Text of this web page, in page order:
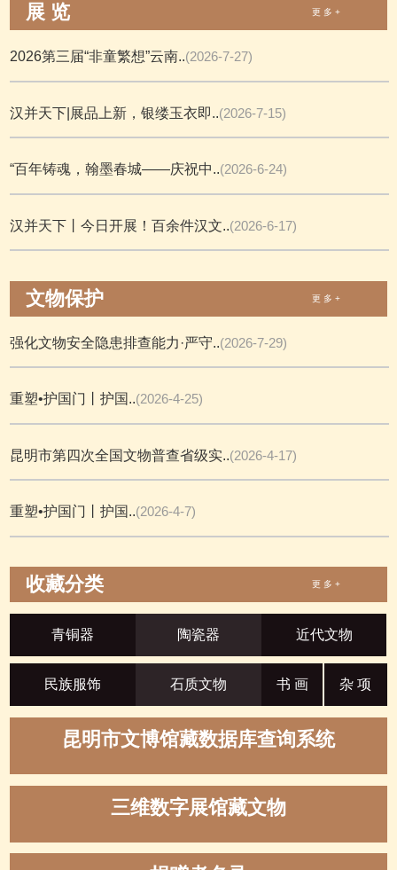
展 览 更 多 +
2026第三届“非童繁想”云南..(2026-7-27)
汉并天下|展品上新，银缕玉衣即..(2026-7-15)
“百年铸魂，翰墨春城——庆祝中..(2026-6-24)
汉并天下丨今日开展！百余件汉文..(2026-6-17)
文物保护 更 多 +
强化文物安全隐患排查能力·严守..(2026-7-29)
重塑•护国门丨护国..(2026-4-25)
昆明市第四次全国文物普查省级实..(2026-4-17)
重塑•护国门丨护国..(2026-4-7)
收藏分类 更 多 +
青铜器 陶瓷器 近代文物
民族服饰 石质文物 书 画 杂 项
昆明市文博馆藏数据库查询系统
三维数字展馆藏文物